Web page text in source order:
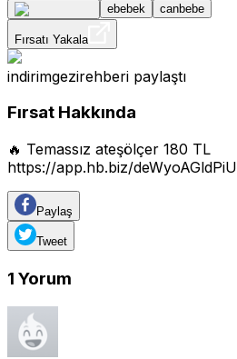
ebebek canbebe
Fırsatı Yakala
indirimgezirehberi paylaştı
Fırsat Hakkında
🔥 Temassız ateşölçer 180 TL
https://app.hb.biz/deWyoAGldPiU
Paylaş
Tweet
1 Yorum